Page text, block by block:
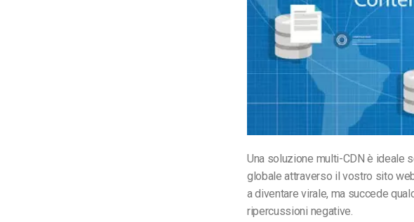
Una soluzione multi-CDN è ideale
globale attraverso il vostro sito
a diventare virale, ma succede
ripercussioni negative.